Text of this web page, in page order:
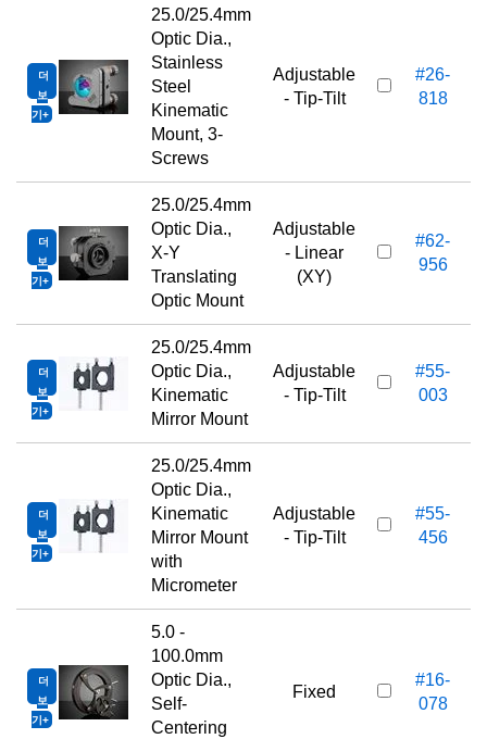
더
보
기
25.0/25.4mm
Optic Dia.,
Stainless
Steel
Kinematic
Mount, 3-
Screws
Adjustable
- Tip-Tilt
#26-
818
더
보
기
25.0/25.4mm
Optic Dia.,
X-Y
Translating
Optic Mount
Adjustable
- Linear
(XY)
#62-
956
더
보
기
25.0/25.4mm
Optic Dia.,
Kinematic
Mirror Mount
Adjustable
- Tip-Tilt
#55-
003
더
보
기
25.0/25.4mm
Optic Dia.,
Kinematic
Mirror Mount
with
Micrometer
Adjustable
- Tip-Tilt
#55-
456
더
보
기
5.0 -
100.0mm
Optic Dia.,
Self-
Centering
Fixed
#16-
078